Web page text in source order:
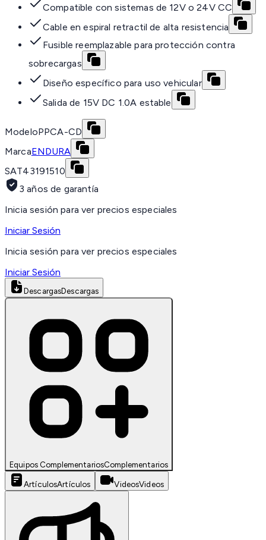
Compatible con sistemas de 12V o 24V CC
Cable en espiral retractil de alta resistencia
Fusible reemplazable para protección contra
sobrecargas
Diseño específico para uso vehicular
Salida de 15V DC 1.0A estable
ModeloPPCA-CD
MarcaENDURA
SAT43191510
3 años de garantía
Inicia sesión para ver precios especiales
Iniciar Sesión
Inicia sesión para ver precios especiales
Iniciar Sesión
DescargasDescargas
Equipos ComplementariosComplementarios
ArtículosArtículos VideosVideos